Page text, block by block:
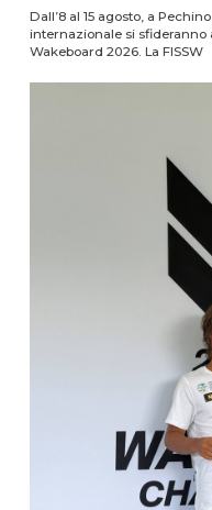
Dall’8 al 15 agosto, a
internazionale si sfideranno
Wakeboard 2026. La FISSW